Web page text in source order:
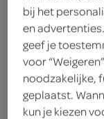
75 gram pure
400 milliliter
bij het
en
geef je
voor
noodzakelijke,
geplaatst.
kun je kiezen